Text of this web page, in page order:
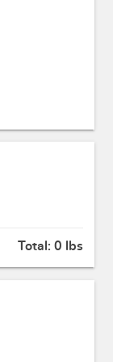
Total: 0 lbs